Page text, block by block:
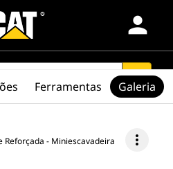
person
search
Reforçada - Miniescavadeira more_vert
Ferramentas Galeria